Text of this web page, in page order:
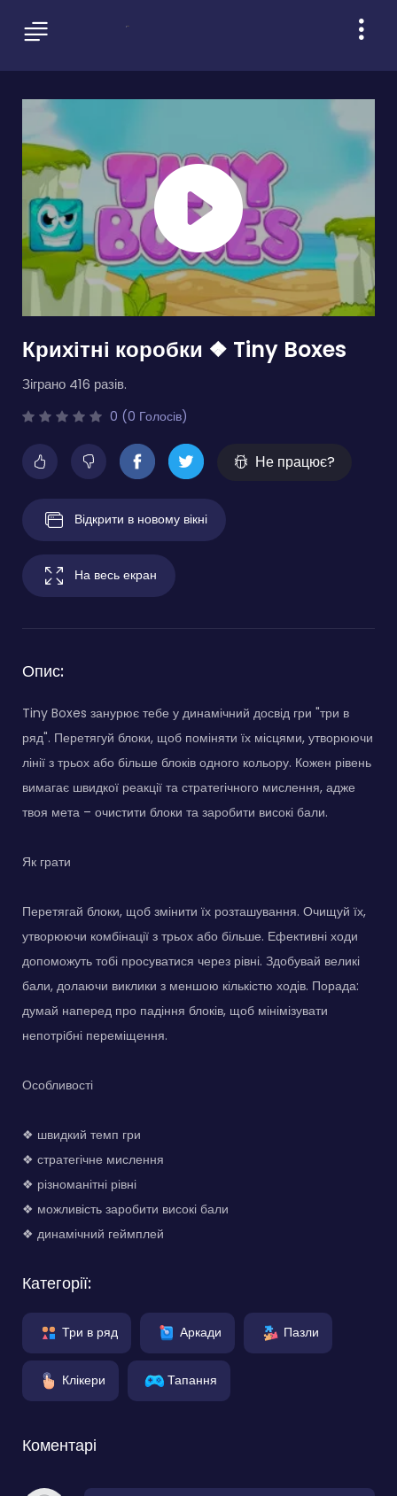
Крихітні коробки ❖ Tiny Boxes
Зіграно 416 разів.
0 (0 Голосів)
Не працює?
Відкрити в новому вікні
На весь екран
Опис:
Tiny Boxes занурює тебе у динамічний досвід гри "три в
ряд". Перетягуй блоки, щоб поміняти їх місцями, утворюючи
лінії з трьох або більше блоків одного кольору. Кожен рівень
вимагає швидкої реакції та стратегічного мислення, адже
твоя мета – очистити блоки та заробити високі бали.
Як грати
Перетягай блоки, щоб змінити їх розташування. Очищуй їх,
утворюючи комбінації з трьох або більше. Ефективні ходи
допоможуть тобі просуватися через рівні. Здобувай великі
бали, долаючи виклики з меншою кількістю ходів. Порада:
думай наперед про падіння блоків, щоб мінімізувати
непотрібні переміщення.
Особливості
❖ швидкий темп гри
❖ стратегічне мислення
❖ різноманітні рівні
❖ можливість заробити високі бали
❖ динамічний геймплей
Категорії:
Три в ряд Аркади Пазли
Клікери Тапання
Коментарі